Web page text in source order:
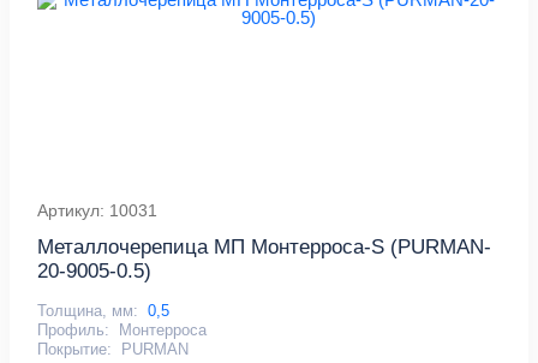
Артикул: 10031
Металлочерепица МП Монтерроса-S (PURMAN-
20-9005-0.5)
Толщина, мм: 0,5
Профиль:
Монтерроса
Покрытие:
PURMAN